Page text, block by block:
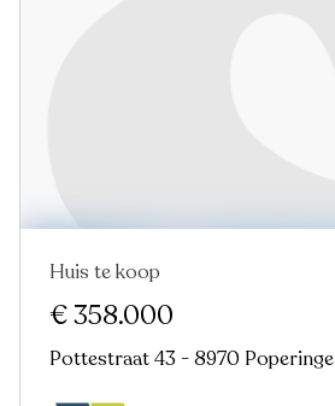
Nieuw
Huis te koop
€ 358.000
Pottestraat 43 - 8970 Poperinge